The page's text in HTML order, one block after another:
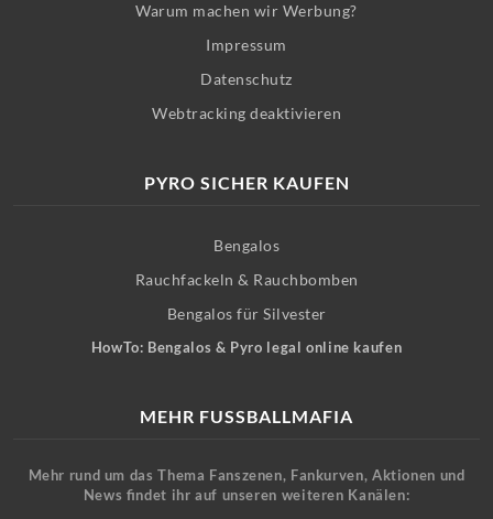
Warum machen wir Werbung?
Impressum
Datenschutz
Webtracking deaktivieren
PYRO SICHER KAUFEN
Bengalos
Rauchfackeln & Rauchbomben
Bengalos für Silvester
HowTo: Bengalos & Pyro legal online kaufen
MEHR FUSSBALLMAFIA
Mehr rund um das Thema Fanszenen, Fankurven, Aktionen und
News findet ihr auf unseren weiteren Kanälen: